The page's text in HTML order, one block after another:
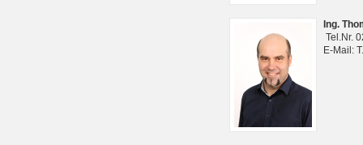
Ing.
Tel.Nr.
E-Mail: